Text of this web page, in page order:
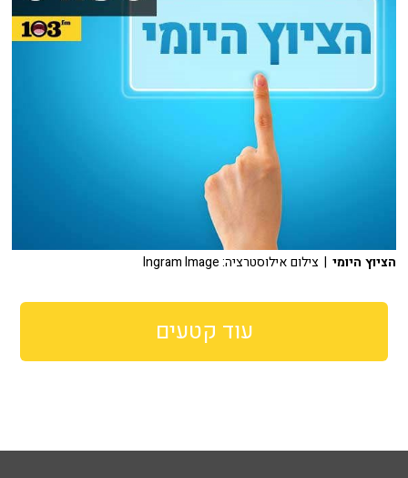
הציוץ היומי | צילום אילוסטרציה: Ingram Image
עוד קטעים